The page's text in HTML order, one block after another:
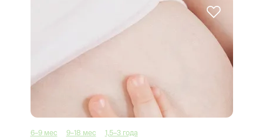
6–9 мес 9–18 мес 1,5–3 года